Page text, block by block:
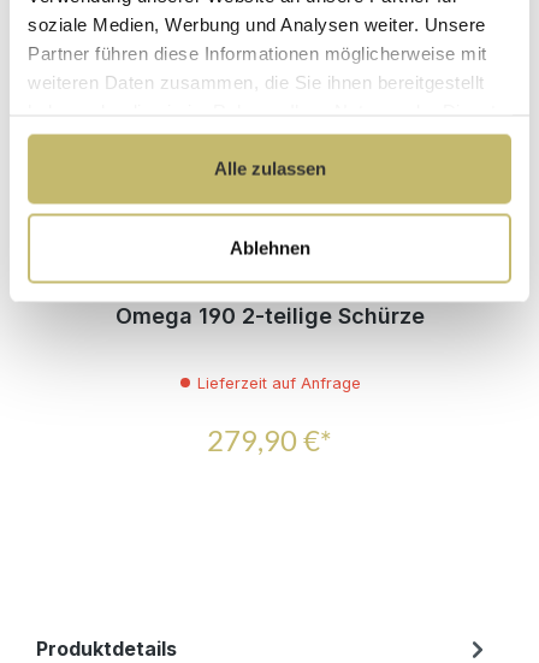
soziale Medien, Werbung und Analysen weiter. Unsere
Partner führen diese Informationen möglicherweise mit
weiteren Daten zusammen, die Sie ihnen bereitgestellt
gesammelt haben.
Alle zulassen
Ablehnen
Passendes Zubehör
Omega 190 2-teilige Schürze
Lieferzeit auf Anfrage
279,90 €*
Produktdetails